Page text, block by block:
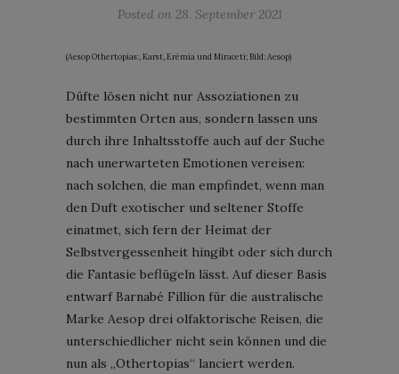
Posted on 28. September 2021
(Aesop Othertopias:, Karst, Erémia und Miraceti; Bild: Aesop)
Düfte lösen nicht nur Assoziationen zu
bestimmten Orten aus, sondern lassen uns
durch ihre Inhaltsstoffe auch auf der Suche
nach unerwarteten Emotionen vereisen:
nach solchen, die man empfindet, wenn man
den Duft exotischer und seltener Stoffe
einatmet, sich fern der Heimat der
Selbstvergessenheit hingibt oder sich durch
die Fantasie beflügeln lässt. Auf dieser Basis
entwarf Barnabé Fillion für die australische
Marke Aesop drei olfaktorische Reisen, die
unterschiedlicher nicht sein können und die
nun als „Othertopias“ lanciert werden.